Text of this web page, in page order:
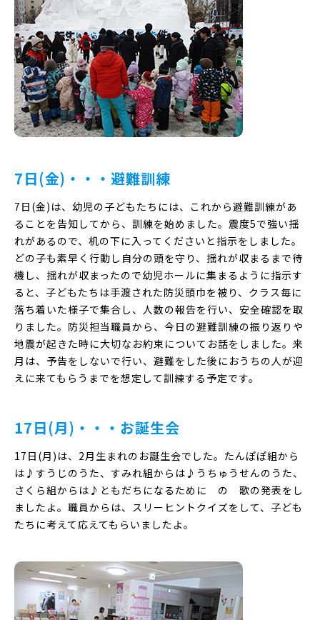
7日(金)・・・避難訓練
7日(金)は、幼児の子どもたちには、これから避難訓練があ
ることを告知してから、訓練を始めました。震度5で強い揺
れがあるので、机の下に入ってくださいと指示をしました。
どの子も素早く行動し自分の頭を守り、揺れが収まるまで待
機し、揺れが収まったので幼児ホールに集まるように指示す
ると、子どもたちは手渡された防災頭巾を被り、クラス毎に
落ち着いた様子で集合し、人数の報告を行い、安全確認を取
りました。防災担当職員から、今日の避難訓練の振り返りや
地震が起きた時に大切なお約束についてお話をしました。来
月は、予告をしないで行い、避難をした後におうちの人が迎
えに来てもらうまでを想定して訓練する予定です。
17日(月)・・・お誕生会
17日(月)は、2月生まれのお誕生会でした。たんぽぽ組から
は♪すうじのうた、すみれ組からは♪うちゅうせんのうた、
さくら組からは♪ともだちになるために の 歌の発表をし
ましたよ。職員からは、スリーヒントクイズをして、子ども
たちに考えて応えてもらいましたよ。